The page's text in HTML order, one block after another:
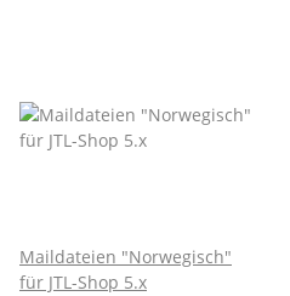
Maildateien "Norwegisch"
für JTL-Shop 5.x